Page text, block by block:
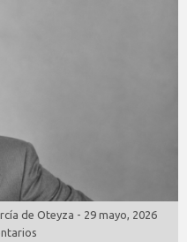
de Oteyza - 29 mayo, 2026